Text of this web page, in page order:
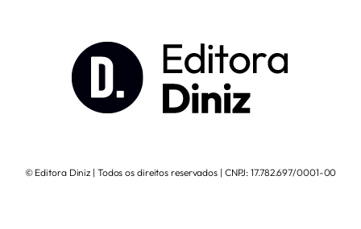
© Editora Diniz | Todos os direitos reservados | CNPJ: 17.782.697/0001-00